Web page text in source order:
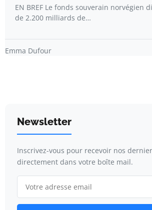
EN BREF Le fonds souverain norvégien
de 2.200 milliards de…
Emma Dufour
Newsletter
Inscrivez-vous pour recevoir nos
directement dans votre boîte mail.